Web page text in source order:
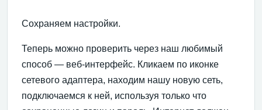
Сохраняем настройки.
Теперь можно проверить через наш любимый
способ — веб-интерфейс. Кликаем по иконке
сетевого адаптера, находим нашу новую сеть,
подключаемся к ней, используя только что